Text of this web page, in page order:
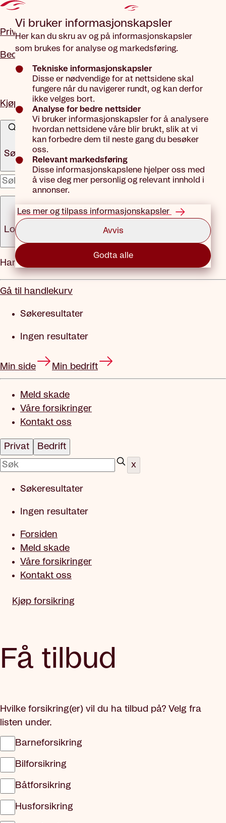
Vi bruker informasjons­kapsler
Her kan du skru av og på informasjonskapsler
som brukes for analyse og markedsføring.
Tekniske informasjonskapsler
Disse er nødvendige for at nettsidene skal
fungere når du navigerer rundt, og kan derfor
ikke velges bort.
Analyse for bedre nettsider
Vi bruker informasjonskapsler for å analysere
hvordan nettsidene våre blir brukt, slik at vi
kan forbedre dem til neste gang du besøker
oss.
Relevant markedsføring
Disse informasjonskapslene hjelper oss med
å vise deg mer personlig og relevant innhold i
annonser.
Les mer og tilpass informasjonskapsler
Avvis
Godta alle
Privat
Bedrift
Kjøp forsikring
Søk
x
Logg inn
Meny
Handlekurv
Gå til handlekurv
Søkeresultater
Ingen resultater
Min side Min bedrift
Meld skade
Våre forsikringer
Kontakt oss
Privat
Bedrift
x
Søkeresultater
Ingen resultater
Forsiden
Meld skade
Våre forsikringer
Kontakt oss
Kjøp forsikring
Få tilbud
Hvilke forsikring(er) vil du ha tilbud på? Velg fra
listen under.
Barneforsikring
Bilforsikring
Båtforsikring
Husforsikring